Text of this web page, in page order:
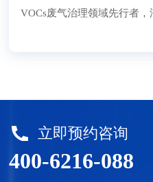
VOCs废气治理领域先行者
立即预约咨询
400-6216-088